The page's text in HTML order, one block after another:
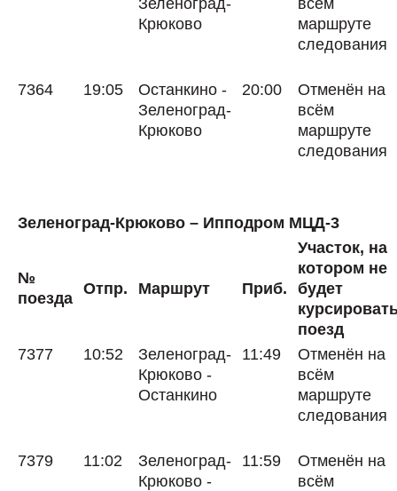
Крюково
маршруте
следования
7364 19:05
Останкино -
Зеленоград-
Крюково
20:00
Отменён на
всём
маршруте
следования
Зеленоград-Крюково – Ипподром МЦД-3
№
поезда
Отпр. Маршрут Приб.
Участок, на
котором не
будет
поезд
7377
10:52
Зеленоград-
Крюково -
Останкино
11:49
Отменён на
всём
маршруте
следования
7379 11:02
Зеленоград-
Крюково -
11:59
Отменён на
всём